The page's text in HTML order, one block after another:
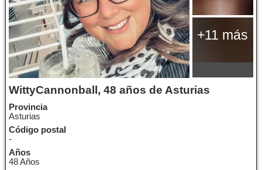
+11 más
WittyCannonball, 48 años de Asturias
Provincia
Asturias
Código postal
-
Años
48 Años